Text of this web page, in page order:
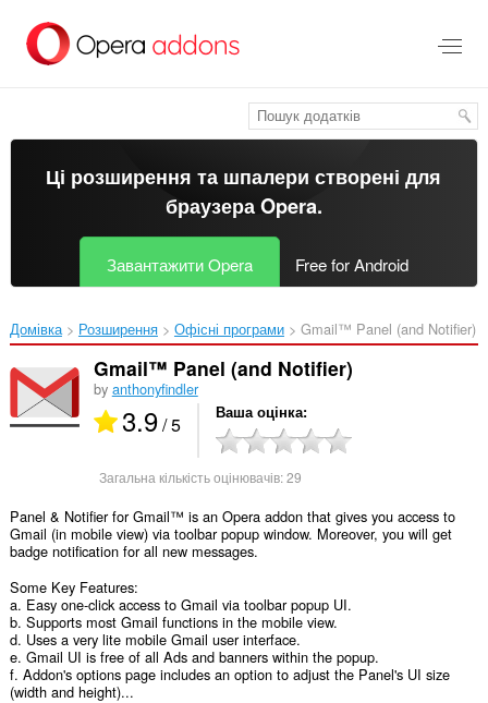
основного
Ці розширення та шпалери створені для
браузера Opera.
Завантажити Opera Free for Android
Домівка Розширення Офісні програми Gmail™ Panel (and Notifier)‎
Gmail™ Panel (and Notifier)
by anthonyfindler
3.9/ 5 Ваша оцінка
Загальна кількість оцінювачів:29
Panel & Notifier for Gmail™ is an Opera addon that gives you access to
Gmail (in mobile view) via toolbar popup window. Moreover, you will get
badge notification for all new messages.
Some Key Features:
a. Easy one-click access to Gmail via toolbar popup UI.
b. Supports most Gmail functions in the mobile view.
d. Uses a very lite mobile Gmail user interface.
e. Gmail UI is free of all Ads and banners within the popup.
f. Addon's options page includes an option to adjust the Panel's UI size
(width and height)...